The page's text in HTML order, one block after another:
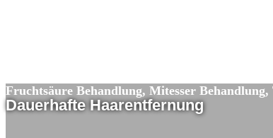
Fruchtsäure Behandlung, Mitesser
Dauerhafte Haarentfernung